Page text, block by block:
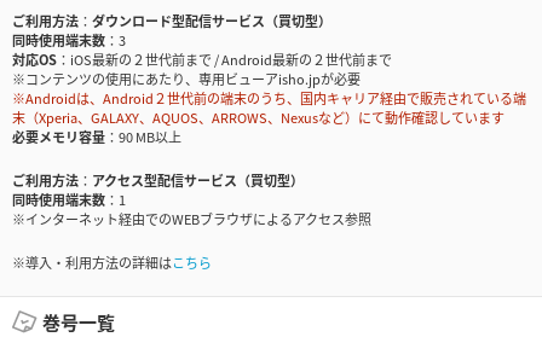
ご利用方法
ダウンロード型配信サービス（買切型）
同時使用端末数
3
対応OS
iOS最新の２世代前まで / Android最新の２世代前まで
※コンテンツの使用にあたり、専用ビューアisho.jpが必要
※Androidは、Android２世代前の端末のうち、国内キャリア経由で販売されている端
末（Xperia、GALAXY、AQUOS、ARROWS、Nexusなど）にて動作確認しています
必要メモリ容量
90 MB以上
ご利用方法
アクセス型配信サービス（買切型）
同時使用端末数
1
※インターネット経由でのWEBブラウザによるアクセス参照
※導入・利用方法の詳細はこちら
巻号一覧